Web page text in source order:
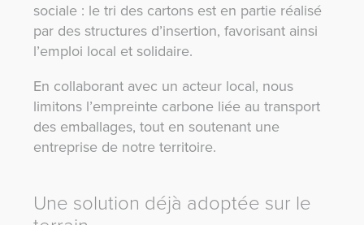
sociale : le tri des cartons est en partie réalisé
par des structures d’insertion, favorisant ainsi
l’emploi local et solidaire.
En collaborant avec un acteur local, nous
limitons l’empreinte carbone liée au transport
des emballages, tout en soutenant une
entreprise de notre territoire.
Une solution déjà adoptée sur le